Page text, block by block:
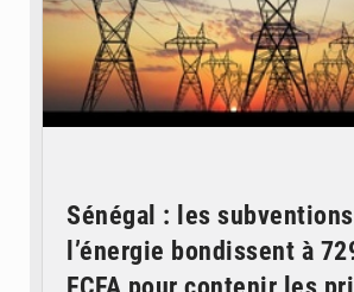
Sénégal : les
l’énergie bondissent à